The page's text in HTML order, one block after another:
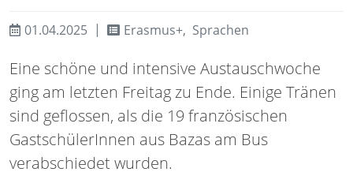
01.04.2025 Erasmus+, Sprachen
Eine schöne und intensive Austauschwoche
ging am letzten Freitag zu Ende. Einige Tränen
sind geflossen, als die 19 französischen
GastschülerInnen aus Bazas am Bus
verabschiedet wurden.